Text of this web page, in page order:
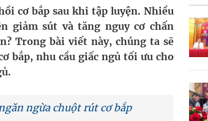
và gian lận thương
khám
động nha khoa,
cơ bắp sau khi tập luyện. Nhiều
giảm sút và tăng nguy cơ chấn
Trong bài viết này, chúng ta sẽ
bắp, nhu cầu giấc ngủ tối ưu cho
ngừa chuột rút cơ bắp